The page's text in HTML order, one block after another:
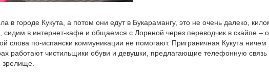
в городе Кукута, а потом они едут в Букарамангу, это не очень далеко,
сидим в интернет-кафе и общаемся с Лореной через переводчик в скайпе –
слова по-испански коммуникации не помогают. Приграничная Кукута ничем
работают чистильщики обуви и девушки, предлагающие телефонную связь